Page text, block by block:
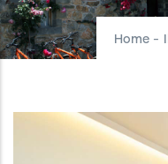
Home -